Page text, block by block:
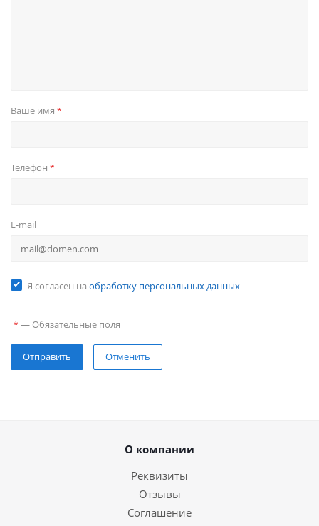
Ваше имя *
Телефон *
E-mail
Я согласен на обработку персональных данных
* — Обязательные поля
Отправить Отменить
О компании
Реквизиты
Отзывы
Соглашение